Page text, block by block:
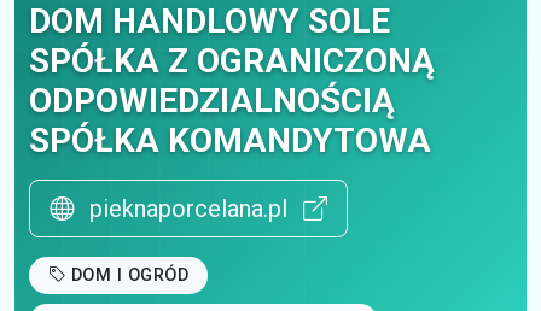
DOM HANDLOWY SOLE
SPÓŁKA Z OGRANICZONĄ
ODPOWIEDZIALNOŚCIĄ
SPÓŁKA KOMANDYTOWA
pieknaporcelana.pl
DOM I OGRÓD